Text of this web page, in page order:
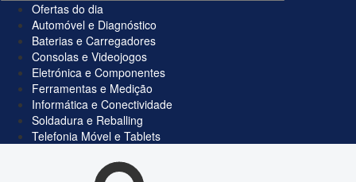
Ofertas do dia
Automóvel e Diagnóstico
Baterias e Carregadores
Consolas e Videojogos
Eletrónica e Componentes
Ferramentas e Medição
Informática e Conectividade
Soldadura e Reballing
Telefonia Móvel e Tablets